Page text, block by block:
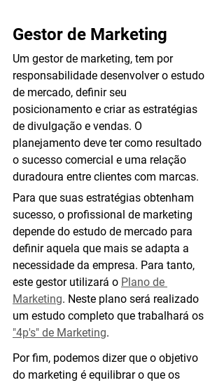
Gestor de Marketing
Um gestor de marketing, tem por
responsabilidade desenvolver o estudo
de mercado, definir seu
posicionamento e criar as estratégias
de divulgação e vendas. O
planejamento deve ter como resultado
o sucesso comercial e uma relação
duradoura entre clientes com marcas.
Para que suas estratégias obtenham
sucesso, o profissional de marketing
depende do estudo de mercado para
definir aquela que mais se adapta a
necessidade da empresa. Para tanto,
este gestor utilizará o Plano de
Marketing. Neste plano será realizado
um estudo completo que trabalhará os
"4p's" de Marketing.
Por fim, podemos dizer que o objetivo
do marketing é equilibrar o que os